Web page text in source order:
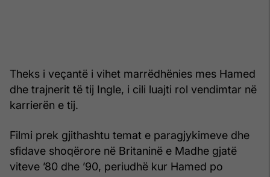
Theks i veçantë i vihet marrëdhënies mes Hamed
dhe trajnerit të tij Ingle, i cili luajti rol vendimtar në
karrierën e tij.
Filmi prek gjithashtu temat e paragjykimeve dhe
sfidave shoqërore në Britaninë e Madhe gjatë
viteve ’80 dhe ’90, periudhë kur Hamed po